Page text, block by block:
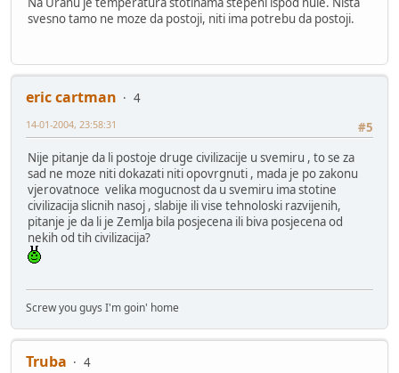
svesno tamo ne moze da postoji, niti ima potrebu da postoji.
eric cartman
4
#5
14-01-2004, 23:58:31
Nije pitanje da li postoje druge civilizacije u svemiru , to se za
sad ne moze niti dokazati niti opovrgnuti , mada je po zakonu
vjerovatnoce velika mogucnost da u svemiru ima stotine
civilizacija slicnih nasoj , slabije ili vise tehnoloski razvijenih,
pitanje je da li je Zemlja bila posjecena ili biva posjecena od
nekih od tih civilizacija?
Screw you guys I'm goin' home
Truba
4